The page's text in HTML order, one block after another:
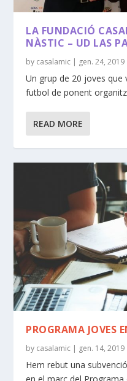
LA FUNDACIÓ
NÀSTIC – UD LAS
by casalamic | gen. 24, 2019
Un grup de 20 joves que
futbol de ponent
READ MORE
PROGRAMA JOVES
by casalamic | gen. 14, 2019
Hem rebut una